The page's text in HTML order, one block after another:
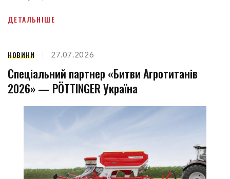
ДЕТАЛЬНІШЕ
НОВИНИ 27.07.2026
Спеціальний партнер «Битви Агротитанів
2026» — PÖTTINGER Україна